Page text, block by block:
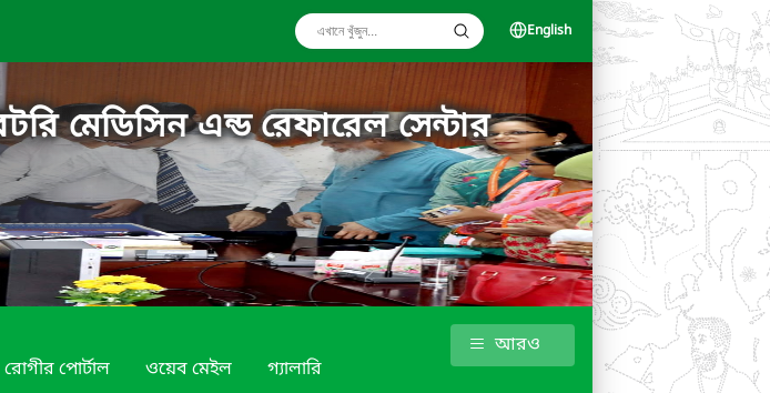
English
মেডিসিন এন্ড রেফারেল সেন্টার
রোগীর পোর্টাল ওয়েব মেইল গ্যালারি
আরও